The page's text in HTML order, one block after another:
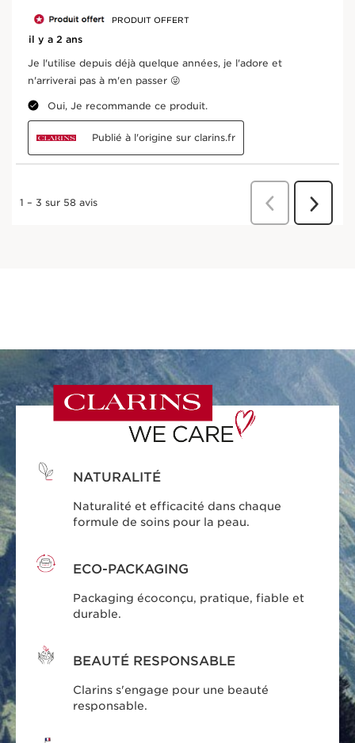
NATURALITÉ
Naturalité et efficacité dans chaque
formule de soins pour la peau.
ECO-PACKAGING
Packaging écoconçu, pratique, fiable et
durable.
BEAUTÉ RESPONSABLE
Clarins s'engage pour une beauté
responsable.